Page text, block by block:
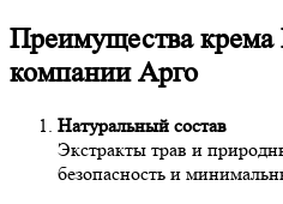
Преимущества
компании Арго
Натуральный состав
Экстракты трав и
безопасность и